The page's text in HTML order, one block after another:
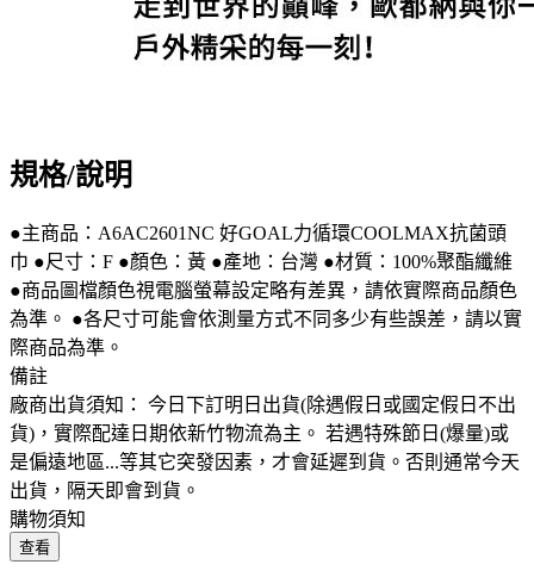
規格/說明
●主商品：A6AC2601NC 好GOAL力循環COOLMAX抗菌頭
巾 ●尺寸：F ●顏色：黃 ●產地：台灣 ●材質：100%聚酯纖維
●商品圖檔顏色視電腦螢幕設定略有差異，請依實際商品顏色
為準。 ●各尺寸可能會依測量方式不同多少有些誤差，請以實
際商品為準。
備註
廠商出貨須知： 今日下訂明日出貨(除遇假日或國定假日不出
貨)，實際配達日期依新竹物流為主。 若遇特殊節日(爆量)或
是偏遠地區...等其它突發因素，才會延遲到貨。否則通常今天
出貨，隔天即會到貨。
購物須知
查看